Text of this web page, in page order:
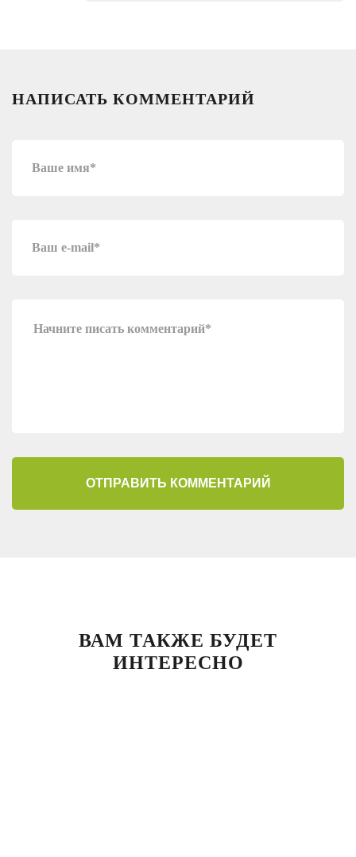
НАПИСАТЬ КОММЕНТАРИЙ
ОТПРАВИТЬ КОММЕНТАРИЙ
ВАМ ТАКЖЕ БУДЕТ
ИНТЕРЕСНО